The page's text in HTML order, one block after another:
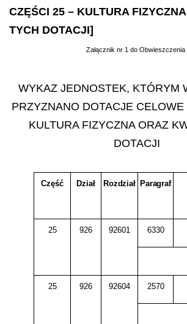
CZĘŚCI 25 – KULTURA
TYCH DOTACJI]
Załącznik nr 1 do
WYKAZ JEDNOSTEK, KTÓRYM
PRZYZNANO DOTACJE
KULTURA FIZYCZNA ORAZ
DOTACJI
Część Dział Rozdział Paragraf
25 926 92601 6330
25 926 92604 2570